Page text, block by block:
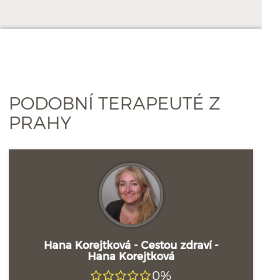
PODOBNÍ TERAPEUTÉ Z
PRAHY
Hana Korejtková - Cestou zdraví -
Hana Korejtková
0%